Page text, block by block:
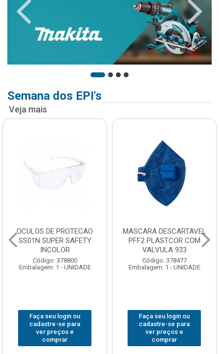
Semana dos EPI's
Veja mais
OCULOS DE PROTECAO
SS01N SUPER SAFETY
INCOLOR
Código: 378800
Embalagem: 1 - UNIDADE
Faça seu login ou
cadastre-se para
ver preços e
comprar
MASCARA DESCARTAVEL
PFF2 PLASTCOR COM
VALVULA 933
Código: 378477
Embalagem: 1 - UNIDADE
Faça seu login ou
cadastre-se para
ver preços e
comprar